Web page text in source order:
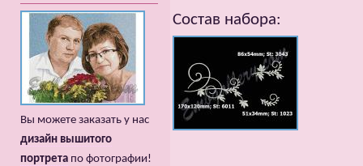
Состав набора:
Вы можете заказать у нас
дизайн вышитого
портрета по фотографии!